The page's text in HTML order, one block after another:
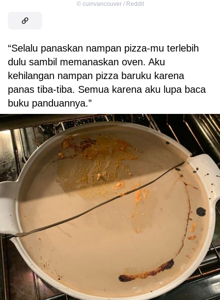
© cuinvancouver / Reddit
“Selalu panaskan nampan pizza-mu terlebih
dulu sambil memanaskan oven. Aku
kehilangan nampan pizza baruku karena
panas tiba-tiba. Semua karena aku lupa baca
buku panduannya.”